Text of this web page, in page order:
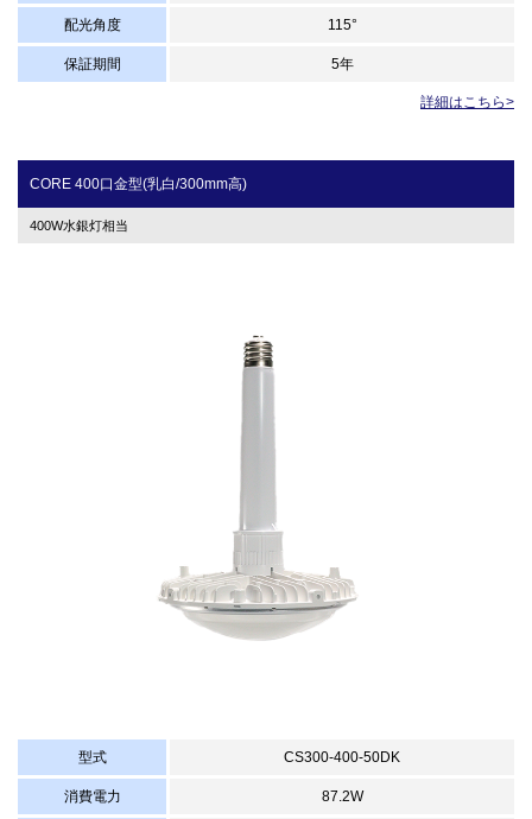
配光角度 115°
保証期間 5年
詳細はこちら>
CORE 400口金型(乳白/300mm高)
400W水銀灯相当
型式 CS300-400-50DK
消費電力 87.2W